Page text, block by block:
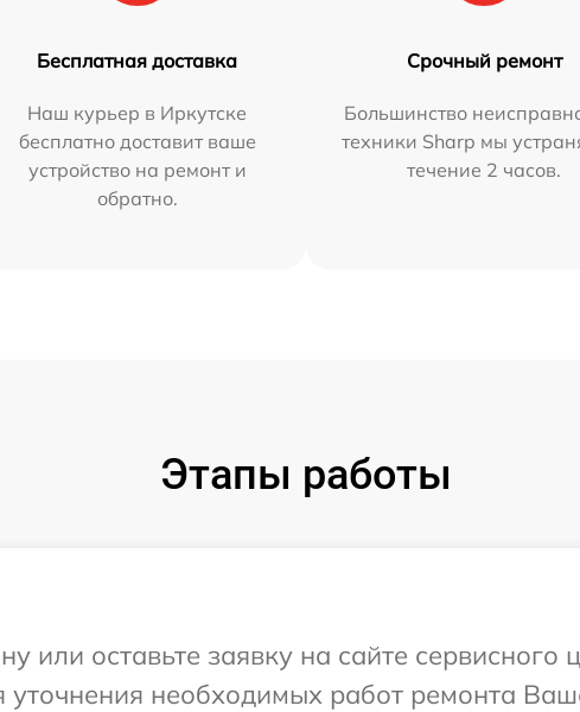
Бесплатная доставка
Наш курьер в Иркутске
бесплатно доставит ваше
устройство на ремонт и
обратно.
Срочный ремонт
Большинство
техники Sharp мы
течение 2 часов.
Этапы работы
или оставьте заявку на сайте сервисного
уточнения необходимых работ ремонта